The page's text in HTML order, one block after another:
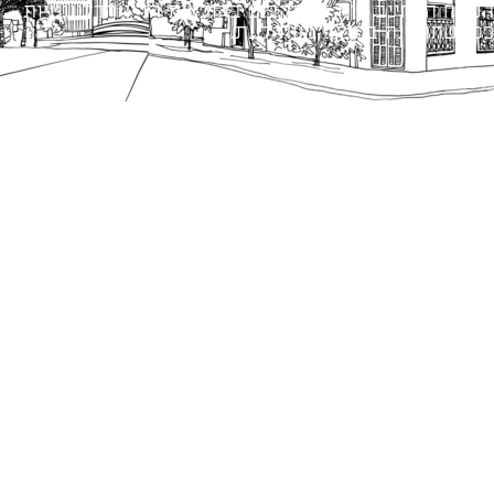
הנוסח המחייב הוא זה הקבוע בהוראות הדין הרלוונטיות
כפי שתהיינה בתוקף מעת לעת.